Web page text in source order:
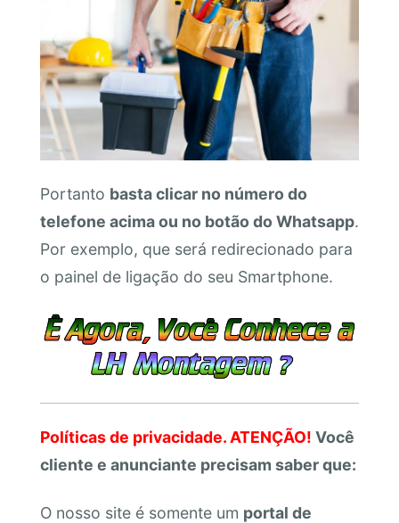
Portanto basta clicar no número do
telefone acima ou no botão do Whatsapp.
Por exemplo, que será redirecionado para
o painel de ligação do seu Smartphone.
Políticas de privacidade. ATENÇÃO! Você
cliente e anunciante precisam saber que:
O nosso site é somente um portal de